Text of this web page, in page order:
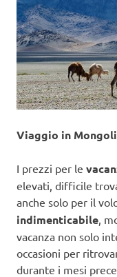
Viaggio in
I prezzi per le
elevati, difficile
anche solo per il
indimenticabile ,
vacanza non solo
occasioni per
durante i mesi